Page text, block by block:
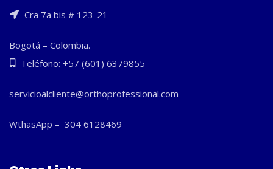
Cra 7a bis # 123-21
Bogotá – Colombia.
Teléfono: +57 (601) 6379855
servicioalcliente@orthoprofessional.com
WthasApp – 304 6128469